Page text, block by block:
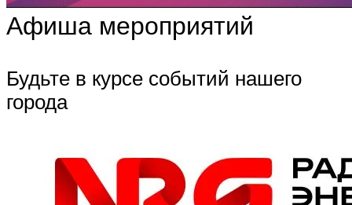
Афиша мероприятий
Будьте в курсе событий нашего
города